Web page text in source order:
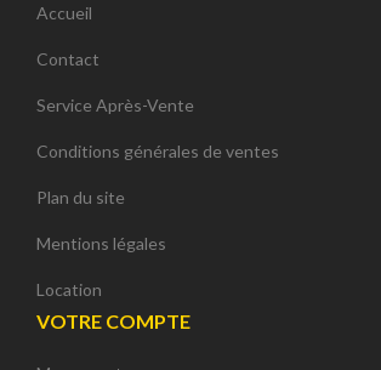
Accueil
Contact
Service Après-Vente
Conditions générales de ventes
Plan du site
Mentions légales
Location
VOTRE COMPTE